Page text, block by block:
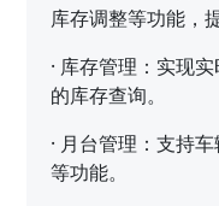
库存调整等功能，
· 库存管理：实现
的库存查询。
· 月台管理：支持
等功能。